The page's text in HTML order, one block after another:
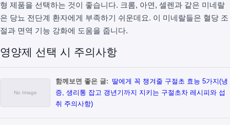
형 제품을 선택하는 것이 좋습니다. 크롬, 아연, 셀렌과 같은 미네랄
은 당뇨 전단계 환자에게 부족하기 쉬운데요. 이 미네랄들은 혈당 조
절과 면역 기능 강화에 도움을 줍니다.
영양제 선택 시 주의사항
함께보면 좋은 글: 딸에게 꼭 챙겨줄 구절초 효능 5가지(냉
증, 생리통 잡고 갱년기까지 지키는 구절초차 레시피와 섭
취 주의사항)